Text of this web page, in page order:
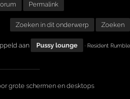
Permalink
Zoeken in dit onderwerp Zoeken
aan Pussy lounge · Resident Rumble
grote schermen en desktops